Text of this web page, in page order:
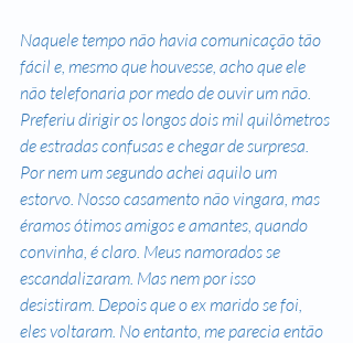
Naquele tempo não havia comunicação tão
fácil e, mesmo que houvesse, acho que ele
não telefonaria por medo de ouvir um não.
Preferiu dirigir os longos dois mil quilômetros
de estradas confusas e chegar de surpresa.
Por nem um segundo achei aquilo um
estorvo. Nosso casamento não vingara, mas
éramos ótimos amigos e amantes, quando
convinha, é claro. Meus namorados se
escandalizaram. Mas nem por isso
desistiram. Depois que o ex marido se foi,
eles voltaram. No entanto, me parecia então